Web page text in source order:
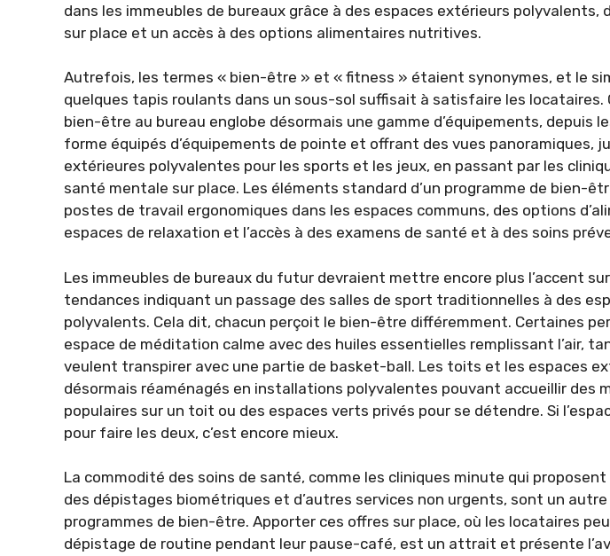
dans les immeubles de bureaux grâce à des espaces extérieurs polyvalents,
sur place et un accès à des options alimentaires nutritives.
Autrefois, les termes « bien-être » et « fitness » étaient synonymes, et le
quelques tapis roulants dans un sous-sol suffisait à satisfaire les locataires.
bien-être au bureau englobe désormais une gamme d’équipements, depuis
forme équipés d’équipements de pointe et offrant des vues panoramiques,
extérieures polyvalentes pour les sports et les jeux, en passant par les
santé mentale sur place. Les éléments standard d’un programme de bien-
postes de travail ergonomiques dans les espaces communs, des options
espaces de relaxation et l’accès à des examens de santé et à des soins
Les immeubles de bureaux du futur devraient mettre encore plus l’accent
tendances indiquant un passage des salles de sport traditionnelles à des
polyvalents. Cela dit, chacun perçoit le bien-être différemment. Certaines
espace de méditation calme avec des huiles essentielles remplissant l’air,
veulent transpirer avec une partie de basket-ball. Les toits et les espaces
désormais réaménagés en installations polyvalentes pouvant accueillir des
populaires sur un toit ou des espaces verts privés pour se détendre. Si
pour faire les deux, c’est encore mieux.
La commodité des soins de santé, comme les cliniques minute qui
des dépistages biométriques et d’autres services non urgents, sont un
programmes de bien-être. Apporter ces offres sur place, où les locataires
dépistage de routine pendant leur pause-café, est un attrait et présente